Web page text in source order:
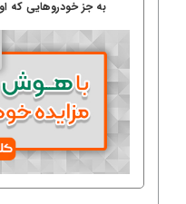
به جز خودروهایی که